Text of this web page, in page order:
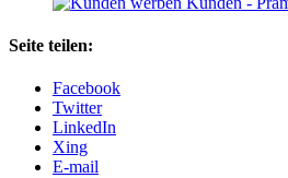
Seite teilen:
Facebook
Twitter
LinkedIn
Xing
E-mail